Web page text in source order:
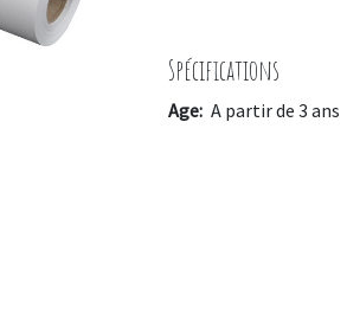
Spécifications
Age: A partir de 3 ans